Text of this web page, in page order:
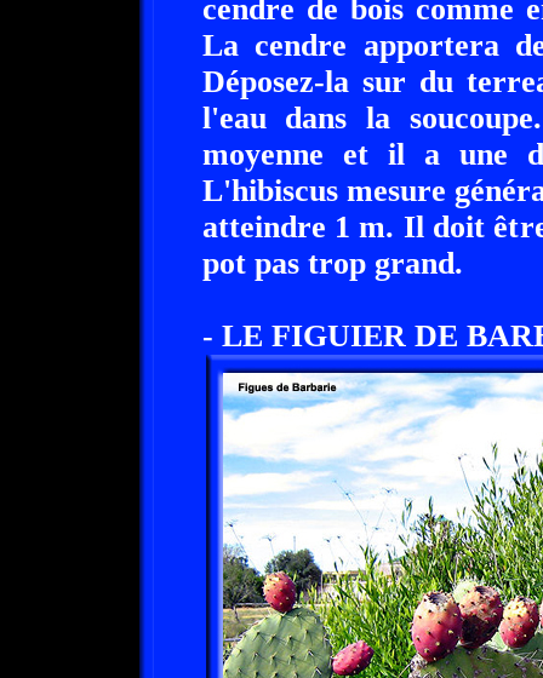
cendre de bois comme
La cendre apportera
Déposez-la sur du
l'eau dans la
moyenne et il a une
L'hibiscus mesure
atteindre 1 m. Il doit
pot pas trop grand.
- LE FIGUIER DE